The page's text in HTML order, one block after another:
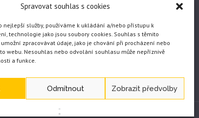
Spravovat souhlas s cookies
nejlepší služby, používáme k ukládání a/nebo přístupu k
technologie jako jsou soubory cookies. Souhlas s těmito
zpracovávat údaje, jako je chování při procházení nebo
webu. Nesouhlas nebo odvolání souhlasu může nepříznivě
a funkce.
Odmítnout Zobrazit předvolby
WEB vytvořil JČ